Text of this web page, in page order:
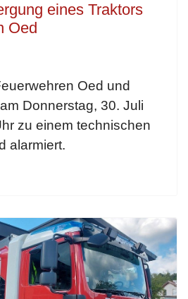
eines Traktors
Oed
Oed und
Donnerstag, 30. Juli
zu einem technischen
alarmiert.